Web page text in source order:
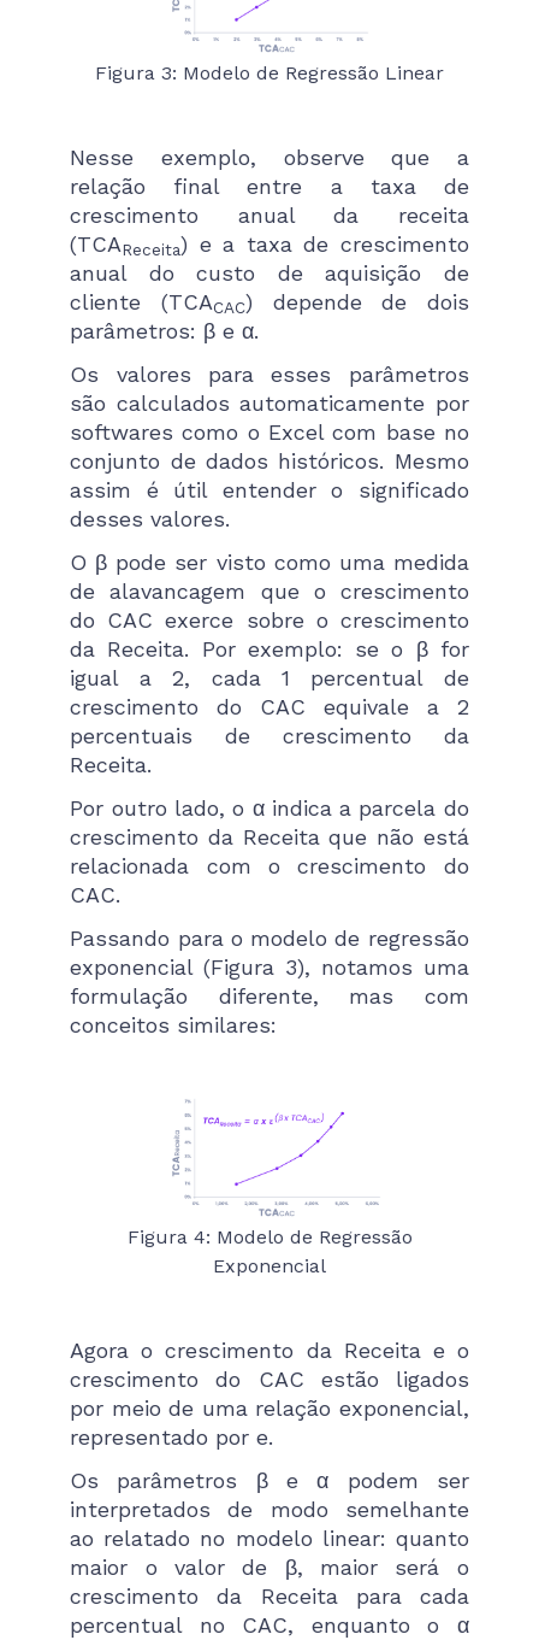
Figura 3: Modelo de Regressão Linear
Nesse exemplo, observe que a
relação final entre a taxa de
crescimento anual da receita
(TCAReceita) e a taxa de crescimento
anual do custo de aquisição de
cliente (TCACAC) depende de dois
parâmetros: β e α.
Os valores para esses parâmetros
são calculados automaticamente por
softwares como o Excel com base no
conjunto de dados históricos. Mesmo
assim é útil entender o significado
desses valores.
O β pode ser visto como uma medida
de alavancagem que o crescimento
do CAC exerce sobre o crescimento
da Receita. Por exemplo: se o β for
igual a 2, cada 1 percentual de
crescimento do CAC equivale a 2
percentuais de crescimento da
Receita.
Por outro lado, o α indica a parcela do
crescimento da Receita que não está
relacionada com o crescimento do
CAC.
Passando para o modelo de regressão
exponencial (Figura 3), notamos uma
formulação diferente, mas com
conceitos similares:
Figura 4: Modelo de Regressão
Exponencial
Agora o crescimento da Receita e o
crescimento do CAC estão ligados
por meio de uma relação exponencial,
representado por e.
Os parâmetros β e α podem ser
interpretados de modo semelhante
ao relatado no modelo linear: quanto
maior o valor de β, maior será o
crescimento da Receita para cada
percentual no CAC, enquanto o α